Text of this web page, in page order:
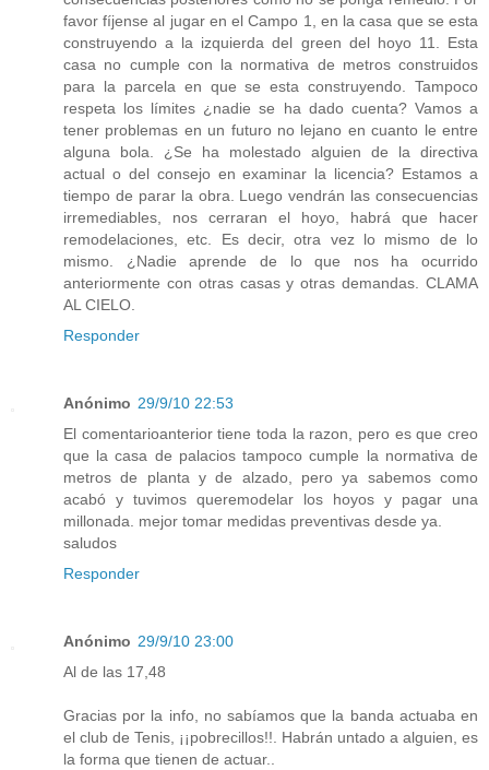
favor fíjense al jugar en el Campo 1, en la casa que se esta
construyendo a la izquierda del green del hoyo 11. Esta
casa no cumple con la normativa de metros construidos
para la parcela en que se esta construyendo. Tampoco
respeta los límites ¿nadie se ha dado cuenta? Vamos a
tener problemas en un futuro no lejano en cuanto le entre
alguna bola. ¿Se ha molestado alguien de la directiva
actual o del consejo en examinar la licencia? Estamos a
tiempo de parar la obra. Luego vendrán las consecuencias
irremediables, nos cerraran el hoyo, habrá que hacer
remodelaciones, etc. Es decir, otra vez lo mismo de lo
mismo. ¿Nadie aprende de lo que nos ha ocurrido
anteriormente con otras casas y otras demandas. CLAMA
AL CIELO.
Responder
Anónimo 29/9/10 22:53
El comentarioanterior tiene toda la razon, pero es que creo
que la casa de palacios tampoco cumple la normativa de
metros de planta y de alzado, pero ya sabemos como
acabó y tuvimos queremodelar los hoyos y pagar una
millonada. mejor tomar medidas preventivas desde ya.
saludos
Responder
Anónimo 29/9/10 23:00
Al de las 17,48
Gracias por la info, no sabíamos que la banda actuaba en
el club de Tenis, ¡¡pobrecillos!!. Habrán untado a alguien, es
la forma que tienen de actuar..